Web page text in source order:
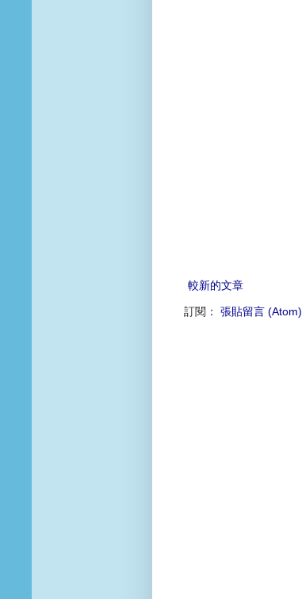
較新的文章
訂閱： 張貼留言 (Atom)